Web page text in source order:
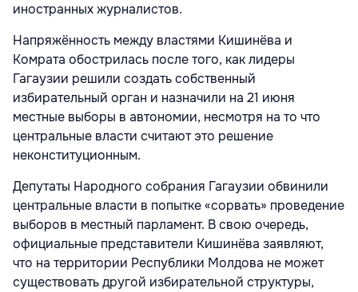
иностранных журналистов.
Напряжённость между властями Кишинёва и
Комрата обострилась после того, как лидеры
Гагаузии решили создать собственный
избирательный орган и назначили на 21 июня
местные выборы в автономии, несмотря на то что
центральные власти считают это решение
неконституционным.
Депутаты Народного собрания Гагаузии обвинили
центральные власти в попытке «сорвать» проведение
выборов в местный парламент. В свою очередь,
официальные представители Кишинёва заявляют,
что на территории Республики Молдова не может
существовать другой избирательной структуры,